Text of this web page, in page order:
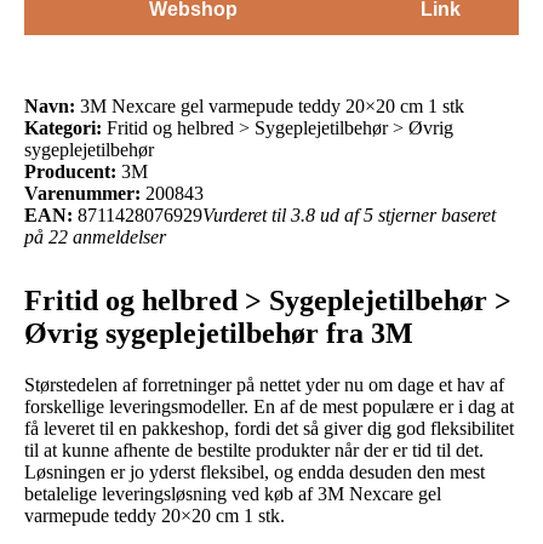
Webshop Link
Navn: 3M Nexcare gel varmepude teddy 20×20 cm 1 stk
Kategori: Fritid og helbred > Sygeplejetilbehør > Øvrig
sygeplejetilbehør
Producent: 3M
Varenummer: 200843
EAN: 8711428076929Vurderet til 3.8 ud af 5 stjerner baseret
på 22 anmeldelser
Fritid og helbred > Sygeplejetilbehør >
Øvrig sygeplejetilbehør fra 3M
Størstedelen af forretninger på nettet yder nu om dage et hav af
forskellige leveringsmodeller. En af de mest populære er i dag at
få leveret til en pakkeshop, fordi det så giver dig god fleksibilitet
til at kunne afhente de bestilte produkter når der er tid til det.
Løsningen er jo yderst fleksibel, og endda desuden den mest
betalelige leveringsløsning ved køb af 3M Nexcare gel
varmepude teddy 20×20 cm 1 stk.